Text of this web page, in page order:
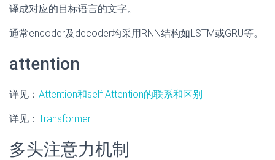
译成对应的目标语言的文字。
通常encoder及decoder均采用RNN结构如LSTM或GRU等。
attention
详见： Attention和self Attention的联系和区别
详见： Transformer
多头注意力机制